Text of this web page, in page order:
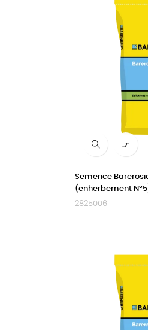

Semence
(enherbement
2825006